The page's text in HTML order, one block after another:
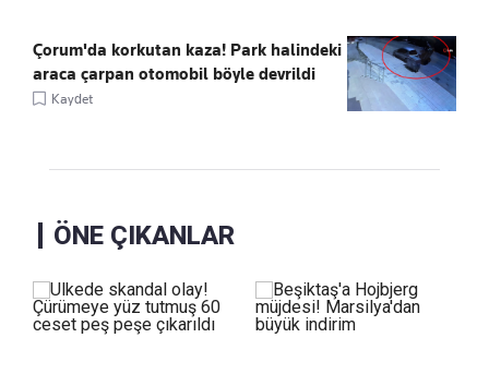
Çorum'da korkutan kaza! Park halindeki
araca çarpan otomobil böyle devrildi
Kaydet
ÖNE ÇIKANLAR